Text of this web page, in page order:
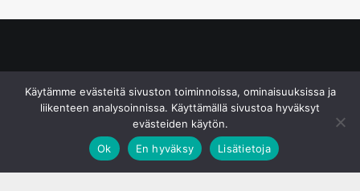
Käytämme evästeitä sivuston toiminnoissa, ominaisuuksissa ja
liikenteen analysoinnissa. Käyttämällä sivustoa hyväksyt
evästeiden käytön.
Ok
En hyväksy Lisätietoja